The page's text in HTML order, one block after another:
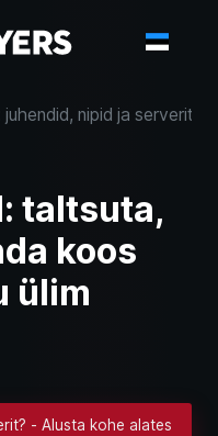
nipid ja
taltsuta,
koos
ülim
- Alusta kohe alates